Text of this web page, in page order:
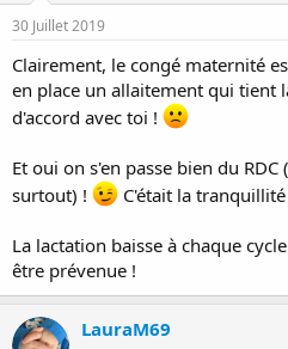
30 Juillet 2019
Clairement, le congé maternité
en place un allaitement qui tient
d'accord avec toi !
Et oui on s'en passe bien du
surtout) !
C'était la
La lactation baisse à chaque
être prévenue !
LauraM69